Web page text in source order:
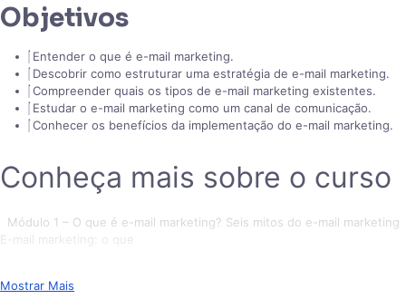
Objetivos
Entender o que é e-mail marketing.
Descobrir como estruturar uma estratégia de e-mail marketing.
Compreender quais os tipos de e-mail marketing existentes.
Estudar o e-mail marketing como um canal de comunicação.
Conhecer os benefícios da implementação do e-mail marketing.
Conheça mais sobre o curso
Módulo 1 – O que é e-mail marketing? Seis mitos do e-mail marketing
E-mail marketing: o que
Mostrar Mais